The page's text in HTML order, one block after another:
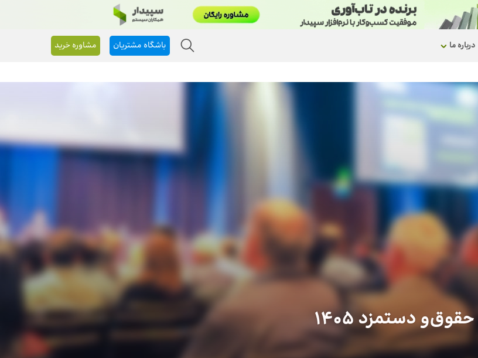
باشگاه مشتریان مشاوره خرید درباره ما
حقوق‌و دستمزد 1405